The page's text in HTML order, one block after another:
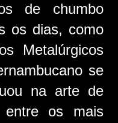
de chumbo
os dias, como
Metalúrgicos
se
na arte de
entre os mais